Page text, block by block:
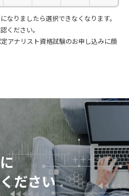
なりましたら選択できなくなります。
ください。
アナリスト資格試験のお申し込みに顔
ださい